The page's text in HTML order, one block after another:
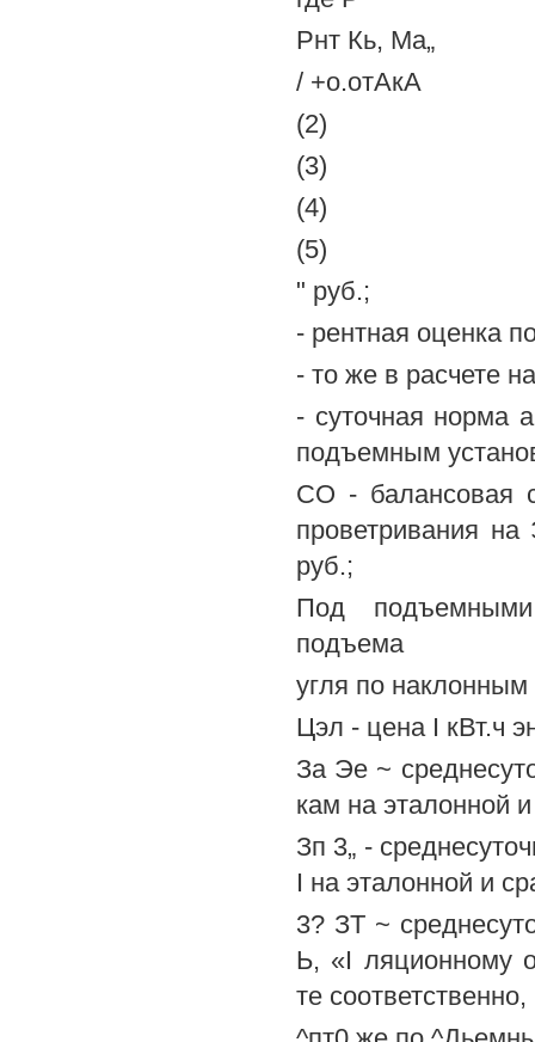
Рнт Кь, Ма„
/ +о.отАкА
(2)
(3)
(4)
(5)
" руб.;
- рентная оценка
- то же в расчете
- суточная норма
подъемным
СО - балансовая
проветривания
руб.;
Под подъемными
подъема
угля по
Цэл - цена I кВт.ч
За Эе ~
кам на эталонной
Зп 3„ -
I на эталонной и
3? ЗТ ~
Ь, «I ляционному
те